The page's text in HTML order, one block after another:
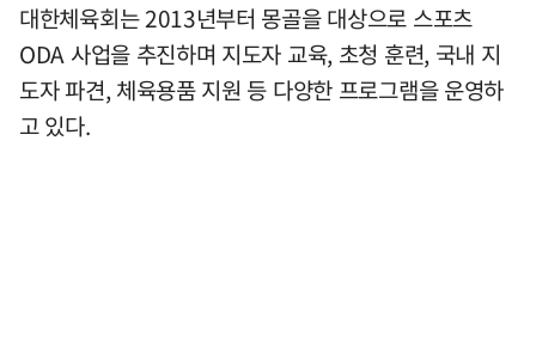
대한체육회는 2013년부터 몽골을 대상으로 스포츠
ODA 사업을 추진하며 지도자 교육, 초청 훈련, 국내 지
도자 파견, 체육용품 지원 등 다양한 프로그램을 운영하
고 있다.